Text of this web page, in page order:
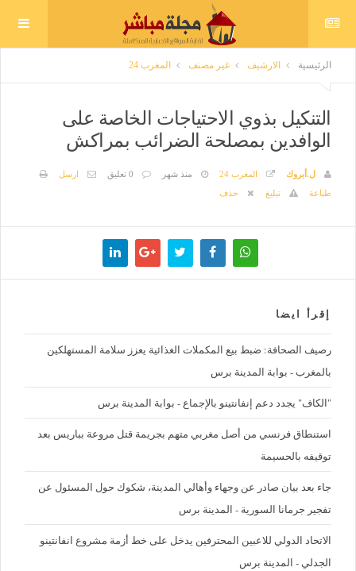
الرئيسية الارشيف غير مصنف المغرب 24
التنكيل بذوي الاحتياجات الخاصة على
الوافدين بمصلحة الضرائب بمراكش
ل.أبروك المغرب 24 منذ شهر 0 تعليق
ارسل
طباعة
تبليغ حذف
إقرأ ايضا
رصيف الصحافة: ضبط بيع المكملات الغذائية يعزز سلامة المستهلكين
بالمغرب - بوابة المدينة برس
"الكاف" يجدد دعم إنفانتينو بالإجماع - بوابة المدينة برس
استنطاق فرنسي من أصل مغربي متهم بجريمة قتل مروعة بباريس بعد
توقيفه بالحسيمة
جاء بعد بيان صادر عن وجهاء وأهالي المدينة، شكوك حول المسئول عن
تفجير جرمانا السورية - المدينة برس
الاتحاد الدولي للاعبين المحترفين يدخل على خط أزمة مشروع انفانتينو
الجدلي - المدينة برس